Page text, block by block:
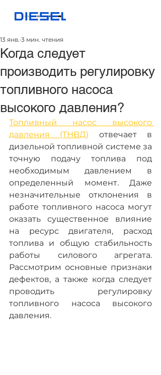
Когда следует
производить регулировку
топливного насоса
высокого давления?
13 янв. 3 мин. чтения
Топливный насос высокого
давления (ТНВД) отвечает в
дизельной топливной системе за
точную подачу топлива под
необходимым давлением в
определенный момент. Даже
незначительные отклонения в
работе топливного насоса могут
оказать существенное влияние
на ресурс двигателя, расход
топлива и общую стабильность
работы силового агрегата.
Рассмотрим основные признаки
дефектов, а также когда следует
проводить регулировку
топливного насоса высокого
давления.